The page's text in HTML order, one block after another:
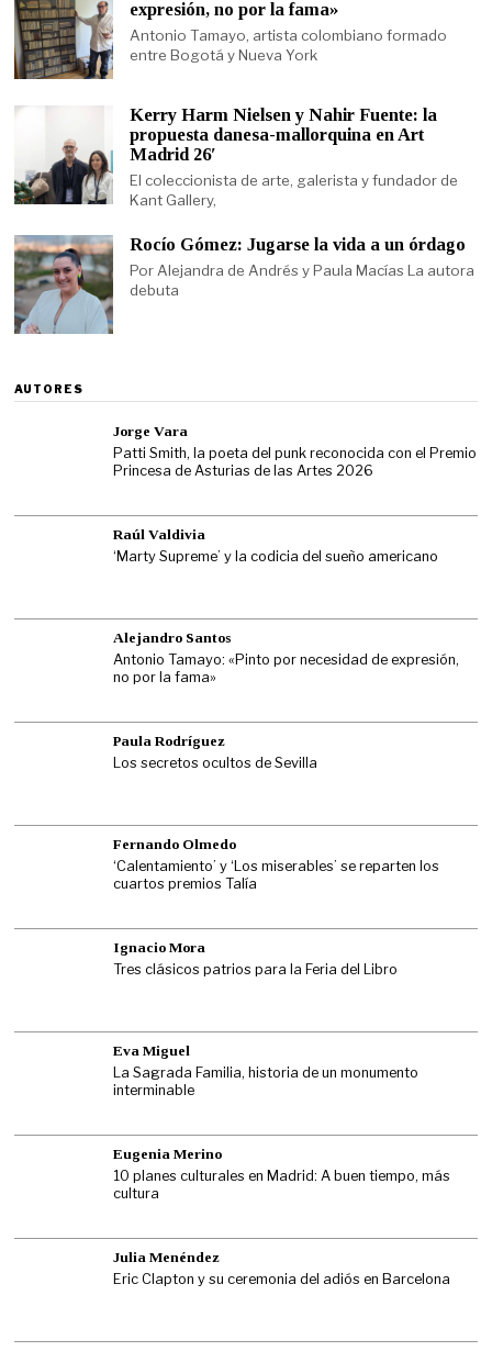
expresión, no por la fama»
Antonio Tamayo, artista colombiano formado
entre Bogotá y Nueva York
Kerry Harm Nielsen y Nahir Fuente: la
propuesta danesa-mallorquina en Art
Madrid 26′
El coleccionista de arte, galerista y fundador de
Kant Gallery,
Rocío Gómez: Jugarse la vida a un órdago
Por Alejandra de Andrés y Paula Macías La autora
debuta
AUTORES
Jorge Vara
Patti Smith, la poeta del punk reconocida con el Premio
Princesa de Asturias de las Artes 2026
Raúl Valdivia
‘Marty Supreme’ y la codicia del sueño americano
Alejandro Santos
Antonio Tamayo: «Pinto por necesidad de expresión,
no por la fama»
Paula Rodríguez
Los secretos ocultos de Sevilla
Fernando Olmedo
‘Calentamiento’ y ‘Los miserables’ se reparten los
cuartos premios Talía
Ignacio Mora
Tres clásicos patrios para la Feria del Libro
Eva Miguel
La Sagrada Familia, historia de un monumento
interminable
Eugenia Merino
10 planes culturales en Madrid: A buen tiempo, más
cultura
Julia Menéndez
Eric Clapton y su ceremonia del adiós en Barcelona